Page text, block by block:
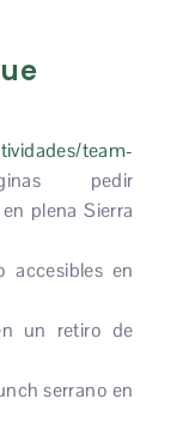
team-
pedir
plena Sierra
accesibles en
un retiro de
serrano en